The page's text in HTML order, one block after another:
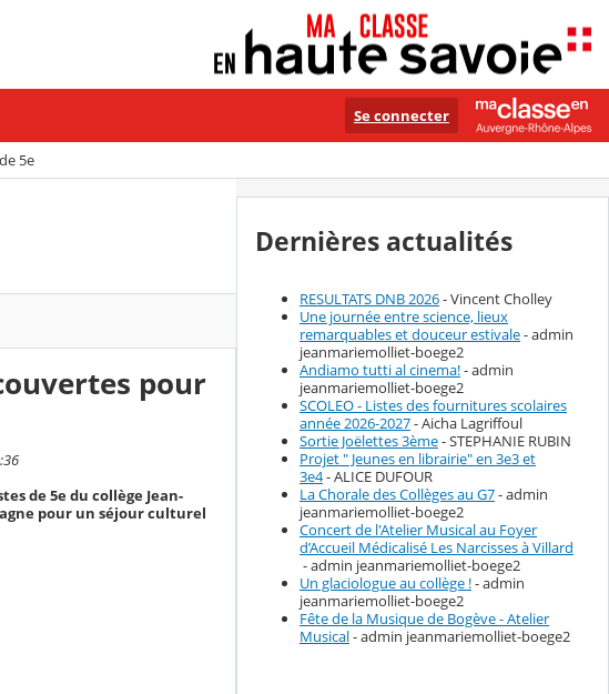
Se connecter
5e
pour
de 5e du collège Jean-
pour un séjour culturel
Dernières actualités
RESULTATS DNB 2026- Vincent Cholley
Une journée entre science, lieux
remarquables et douceur estivale- admin
jeanmariemolliet-boege2
Andiamo tutti al cinema!- admin
jeanmariemolliet-boege2
SCOLEO - Listes des fournitures scolaires
année 2026-2027- Aicha Lagriffoul
Sortie Joëlettes 3ème- STEPHANIE RUBIN
Projet " Jeunes en librairie" en 3e3 et
3e4- ALICE DUFOUR
La Chorale des Collèges au G7- admin
jeanmariemolliet-boege2
Concert de l'Atelier Musical au Foyer
d’Accueil Médicalisé Les Narcisses à Villard
- admin jeanmariemolliet-boege2
Un glaciologue au collège !- admin
jeanmariemolliet-boege2
Fête de la Musique de Bogève - Atelier
Musical- admin jeanmariemolliet-boege2